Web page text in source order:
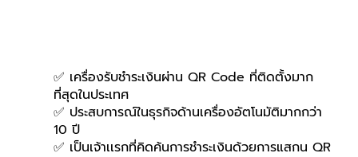
✅ เครื่องรับชำระเงินผ่าน QR Code ที่ติดตั้งมาก
ที่สุดในประเทศ
✅ ประสบการณ์ในธุรกิจด้านเครื่องอัตโนมัติมากกว่า
10 ปี
✅ เป็นเจ้าเเรกที่คิดค้นการชำระเงินด้วยการแสกน QR